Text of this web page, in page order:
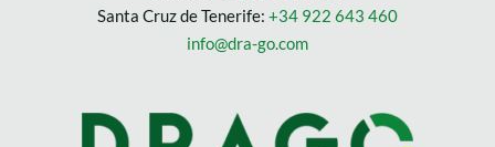
Santa Cruz de Tenerife: +34 922 643 460
info@dra-go.com